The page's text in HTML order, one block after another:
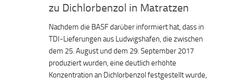
zu Dichlorbenzol in Matratzen
Nachdem die BASF darüber informiert hat, dass in
TDI-Lieferungen aus Ludwigshafen, die zwischen
dem 25. August und dem 29. September 2017
produziert wurden, eine deutlich erhöhte
Konzentration an Dichlorbenzol festgestellt wurde,